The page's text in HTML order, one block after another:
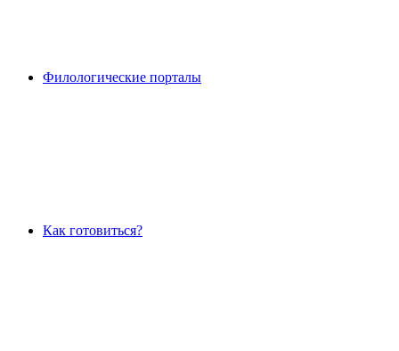
Филологические порталы
Как готовиться?